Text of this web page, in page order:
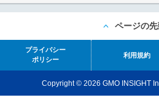
ページの
プライバシー
ポリシー
利用規約
Copyright © 2026 GMO INSIGHT